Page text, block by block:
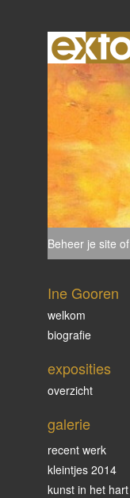
Beheer je site of
Ine Gooren
welkom
biografie
exposities
overzicht
galerie
recent werk
kleintjes 2014
kunst in het hart